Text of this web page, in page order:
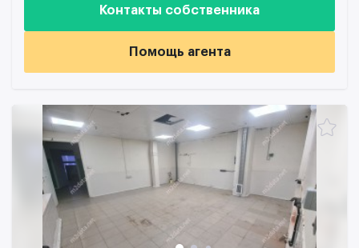
Контакты собственника
Помощь агента